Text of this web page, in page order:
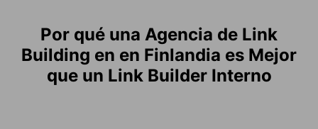
Por qué una Agencia de Link
Building en en Finlandia es Mejor
que un Link Builder Interno